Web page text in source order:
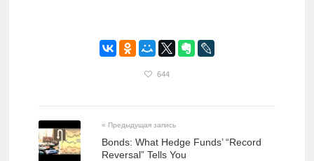
644
« Предыдущая запись
Bonds: What Hedge Funds’ “Record
Reversal” Tells You